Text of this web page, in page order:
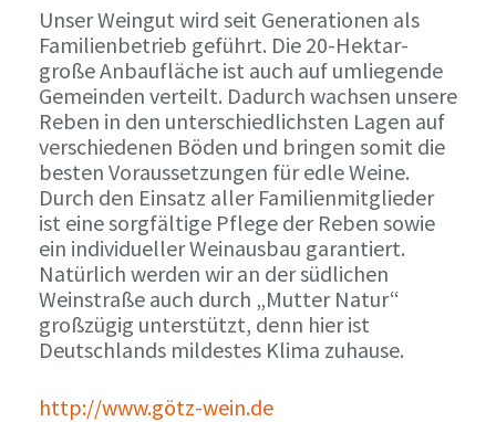
Unser Weingut wird seit Generationen als
Familienbetrieb geführt. Die 20-Hektar-
große Anbaufläche ist auch auf umliegende
Gemeinden verteilt. Dadurch wachsen unsere
Reben in den unterschiedlichsten Lagen auf
verschiedenen Böden und bringen somit die
besten Voraussetzungen für edle Weine.
Durch den Einsatz aller Familienmitglieder
ist eine sorgfältige Pflege der Reben sowie
ein individueller Weinausbau garantiert.
Natürlich werden wir an der südlichen
Weinstraße auch durch „Mutter Natur“
großzügig unterstützt, denn hier ist
Deutschlands mildestes Klima zuhause.
http://www.götz-wein.de